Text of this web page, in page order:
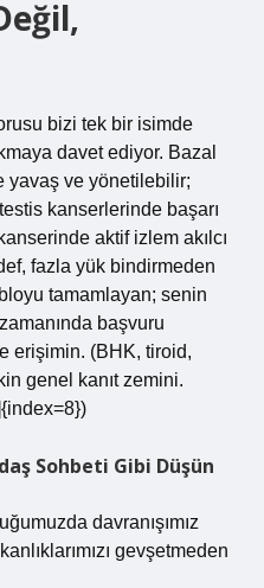
bizi tek bir isimde
davet ediyor. Bazal
yavaş ve yönetilebilir;
kanserlerinde başarı
aktif izlem akılcı
fazla yük bindirmeden
tamamlayan; senin
başvuru
erişimin. (BHK, tiroid,
genel kanıt zemini.
Sohbeti Gibi Düşün
davranışımız
gevşetmeden